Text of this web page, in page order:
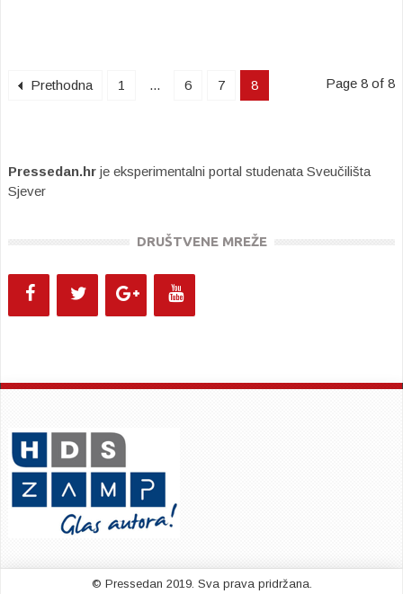
Prethodna 1 ... 6 7 8 Page 8 of 8
Pressedan.hr je eksperimentalni portal studenata Sveučilišta
Sjever
DRUŠTVENE MREŽE
© Pressedan 2019. Sva prava pridržana.